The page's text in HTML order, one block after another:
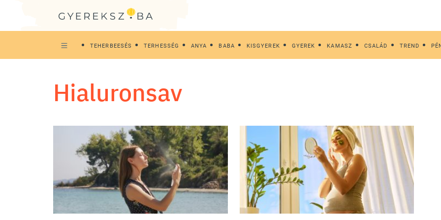
TEHERBEESÉS TERHESSÉG ANYA BABA KISGYEREK GYEREK KAMASZ CSALÁD TREND
hialuronsav